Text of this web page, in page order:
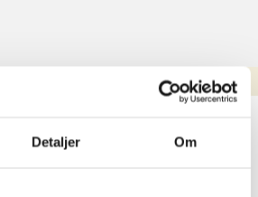
Detaljer Om